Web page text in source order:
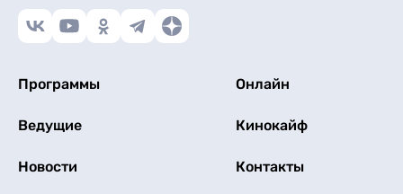
Программы Онлайн
Ведущие Кинокайф
Новости Контакты